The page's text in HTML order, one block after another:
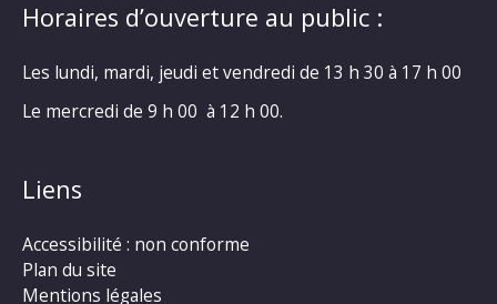
Horaires d’ouverture au public :
Les lundi, mardi, jeudi et vendredi de 13 h 30 à 17 h 00
Le mercredi de 9 h 00 à 12 h 00.
Liens
Accessibilité : non conforme
Plan du site
Mentions légales